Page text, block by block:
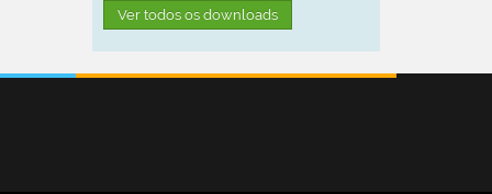
Ver todos os downloads